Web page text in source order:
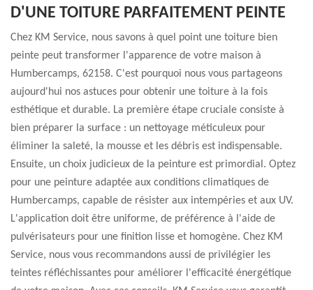
D'UNE TOITURE PARFAITEMENT PEINTE
Chez KM Service, nous savons à quel point une toiture bien
peinte peut transformer l'apparence de votre maison à
Humbercamps, 62158. C'est pourquoi nous vous partageons
aujourd'hui nos astuces pour obtenir une toiture à la fois
esthétique et durable. La première étape cruciale consiste à
bien préparer la surface : un nettoyage méticuleux pour
éliminer la saleté, la mousse et les débris est indispensable.
Ensuite, un choix judicieux de la peinture est primordial. Optez
pour une peinture adaptée aux conditions climatiques de
Humbercamps, capable de résister aux intempéries et aux UV.
L'application doit être uniforme, de préférence à l'aide de
pulvérisateurs pour une finition lisse et homogène. Chez KM
Service, nous vous recommandons aussi de privilégier les
teintes réfléchissantes pour améliorer l'efficacité énergétique